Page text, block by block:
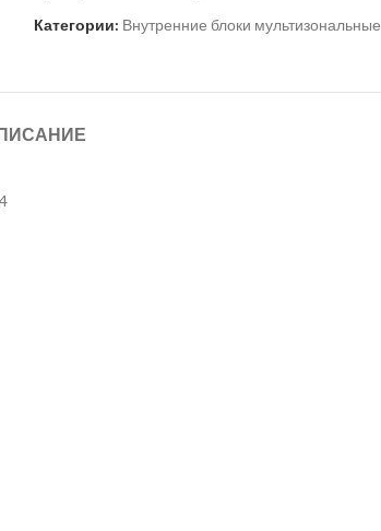
Категории: Внутренние блоки мультизональные